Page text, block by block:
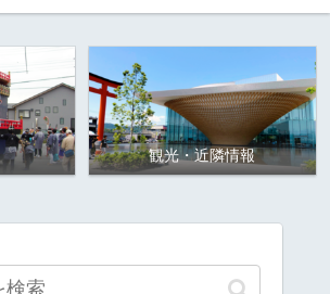
観光・近隣情報